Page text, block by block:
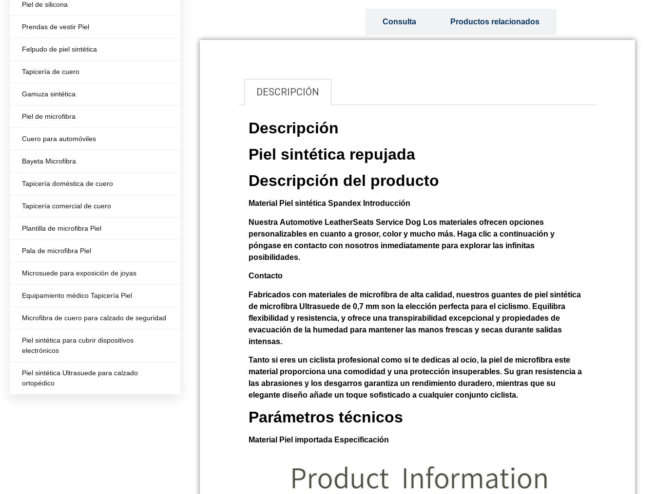
Piel de silicona
Prendas de vestir Piel
Felpudo de piel sintética
Tapicería de cuero
Gamuza sintética
Piel de microfibra
Cuero para automóviles
Bayeta Microfibra
Tapicería doméstica de cuero
Tapicería comercial de cuero
Plantilla de microfibra Piel
Pala de microfibra Piel
Microsuede para exposición de joyas
Equipamiento médico Tapicería Piel
Microfibra de cuero para calzado de seguridad
Piel sintética para cubrir dispositivos
electrónicos
Piel sintética Ultrasuede para calzado
ortopédico
Consulta Productos relacionados
DESCRIPCIÓN
Descripción
Piel sintética repujada
Descripción del producto
Material Piel sintética Spandex Introducción
Nuestra Automotive LeatherSeats Service Dog Los materiales ofrecen opciones
personalizables en cuanto a grosor, color y mucho más. Haga clic a continuación y
póngase en contacto con nosotros inmediatamente para explorar las infinitas
posibilidades.
Contacto
Fabricados con materiales de microfibra de alta calidad, nuestros guantes de piel sintética
de microfibra Ultrasuede de 0,7 mm son la elección perfecta para el ciclismo. Equilibra
flexibilidad y resistencia, y ofrece una transpirabilidad excepcional y propiedades de
evacuación de la humedad para mantener las manos frescas y secas durante salidas
intensas.
Tanto si eres un ciclista profesional como si te dedicas al ocio, la piel de microfibra este
material proporciona una comodidad y una protección insuperables. Su gran resistencia a
las abrasiones y los desgarros garantiza un rendimiento duradero, mientras que su
elegante diseño añade un toque sofisticado a cualquier conjunto ciclista.
Parámetros técnicos
Material Piel importada Especificación